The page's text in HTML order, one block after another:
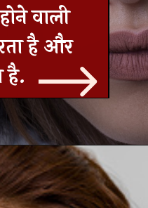
वाली
है और
है.